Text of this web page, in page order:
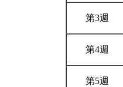
第3週
第4週
第5週